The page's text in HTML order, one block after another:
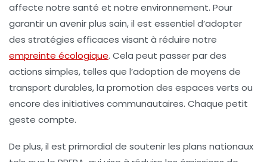
affecte notre santé et notre environnement. Pour
garantir un avenir plus sain, il est essentiel d’adopter
des stratégies efficaces visant à réduire notre
empreinte écologique. Cela peut passer par des
actions simples, telles que l’adoption de moyens de
transport durables, la promotion des espaces verts ou
encore des initiatives communautaires. Chaque petit
geste compte.
De plus, il est primordial de soutenir les plans nationaux